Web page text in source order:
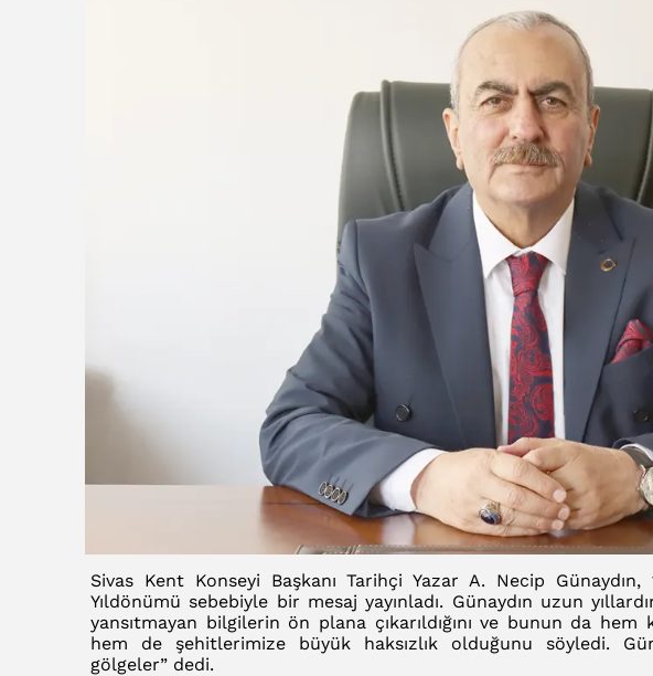
Sivas Kent Konseyi Başkanı Tarihçi Yazar A. Necip
Yıldönümü sebebiyle bir mesaj yayınladı. Günaydın uzun
yansıtmayan bilgilerin ön plana çıkarıldığını ve bunun da
hem de şehitlerimize büyük haksızlık olduğunu söyledi.
gölgeler” dedi.